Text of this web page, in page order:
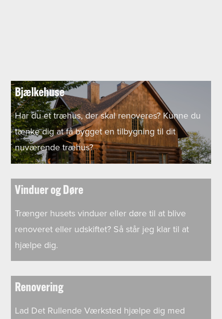
Bjælkehuse
Har du et træhus, der skal renoveres? Kunne du
tænke dig at få bygget en tilbygning til dit
nuværende træhus?
Vinduer og Døre
Trænger husets vinduer eller døre til at blive
renoveret eller udskiftet? Så står jeg klar til at
hjælpe dig.
Renovering
Lad Det Rullende Værksted hjælpe dig med